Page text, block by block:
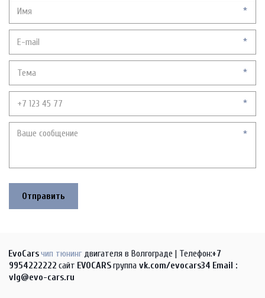
*
*
*
*
*
Отправить
EvoCarsчип тюнинг двигателя в Волгограде | Телефон:+7
9954222222 сайт EVOCARS группа vk.com/evocars34 Email :
vlg@evo-cars.ru